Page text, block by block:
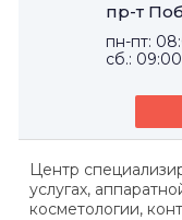
пр-т
пн-пт:
сб.:
Центр
услугах,
косметологии,